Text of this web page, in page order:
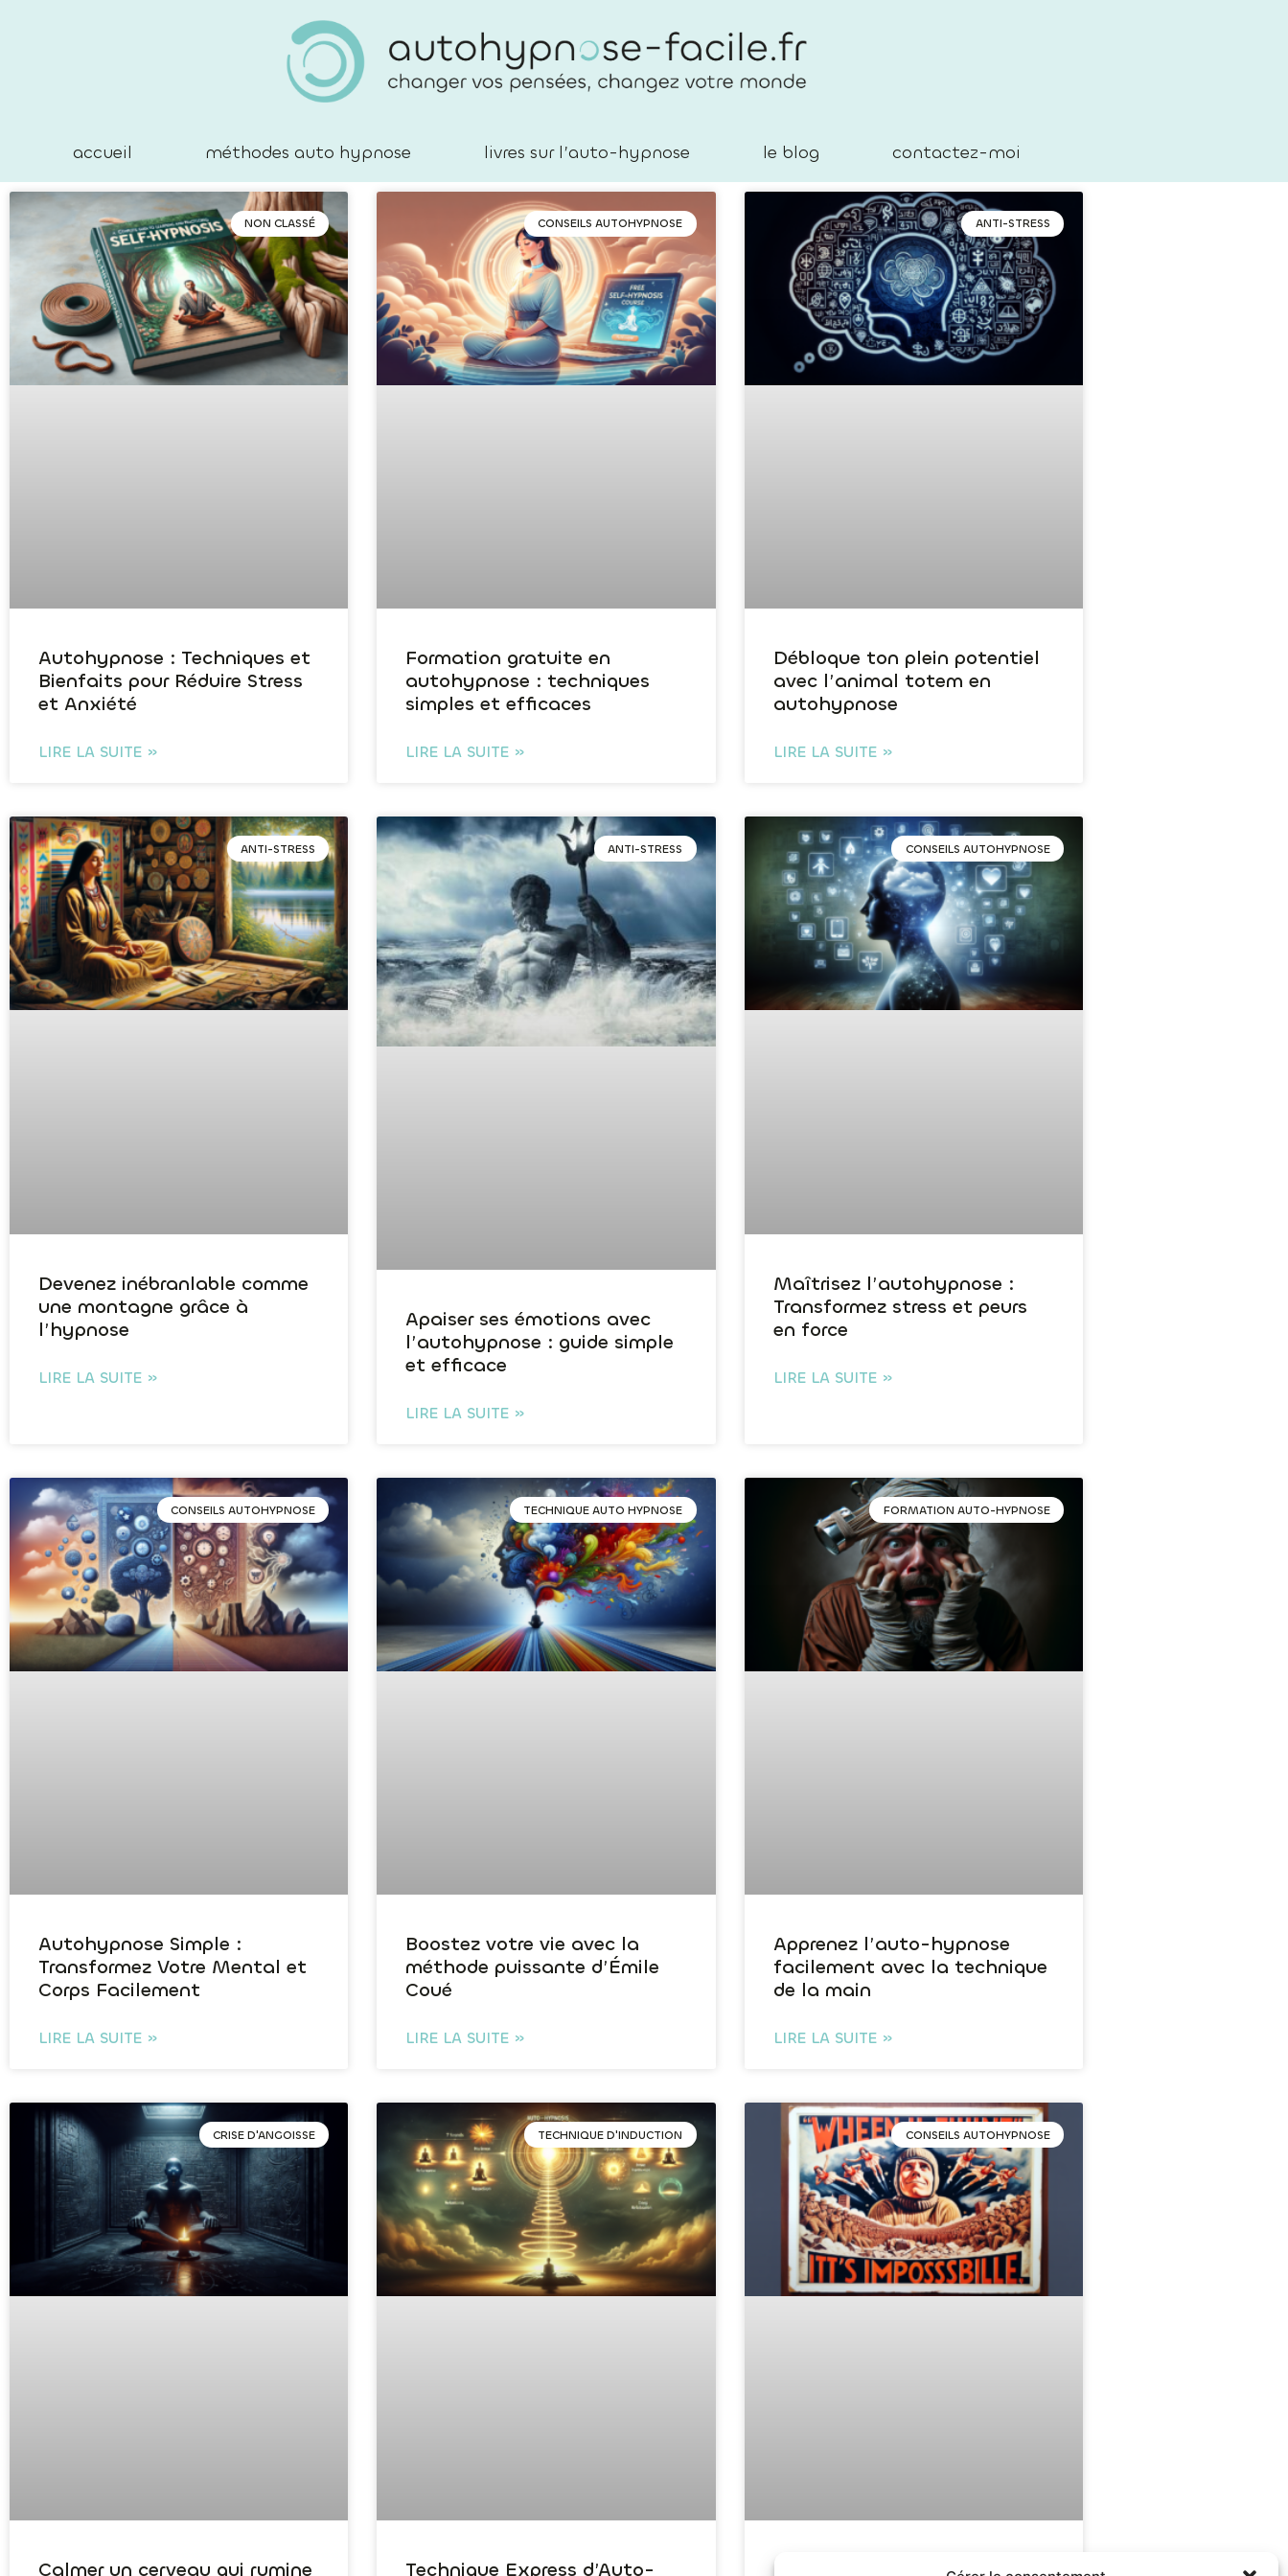
accueil méthodes auto hypnose livres sur l’auto-hypnose le blog contactez-moi
NON CLASSÉ
Autohypnose : Techniques et
Bienfaits pour Réduire Stress
et Anxiété
LIRE LA SUITE »
CONSEILS AUTOHYPNOSE
Formation gratuite en
autohypnose : techniques
simples et efficaces
LIRE LA SUITE »
ANTI-STRESS
Débloque ton plein potentiel
avec l’animal totem en
autohypnose
LIRE LA SUITE »
ANTI-STRESS
Devenez inébranlable comme
une montagne grâce à
l’hypnose
LIRE LA SUITE »
ANTI-STRESS
Apaiser ses émotions avec
l’autohypnose : guide simple
et efficace
LIRE LA SUITE »
CONSEILS AUTOHYPNOSE
Maîtrisez l’autohypnose :
Transformez stress et peurs
en force
LIRE LA SUITE »
CONSEILS AUTOHYPNOSE
Autohypnose Simple :
Transformez Votre Mental et
Corps Facilement
LIRE LA SUITE »
TECHNIQUE AUTO HYPNOSE
Boostez votre vie avec la
méthode puissante d’Émile
Coué
LIRE LA SUITE »
FORMATION AUTO-HYPNOSE
Apprenez l’auto-hypnose
facilement avec la technique
de la main
LIRE LA SUITE »
CRISE D'ANGOISSE
Calmer un cerveau qui rumine
TECHNIQUE D'INDUCTION
Technique Express d’Auto-
CONSEILS AUTOHYPNOSE
Dépasser l’impossible :